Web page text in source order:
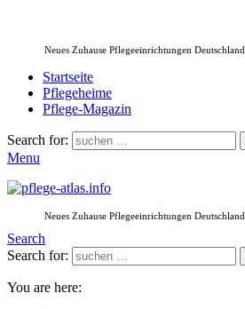
Neues Zuhause Pflegeeinrichtungen Deutschland
Startseite
Pflegeheime
Pflege-Magazin
Search for:
Menu
Neues Zuhause Pflegeeinrichtungen Deutschland
Search
Search for:
You are here: